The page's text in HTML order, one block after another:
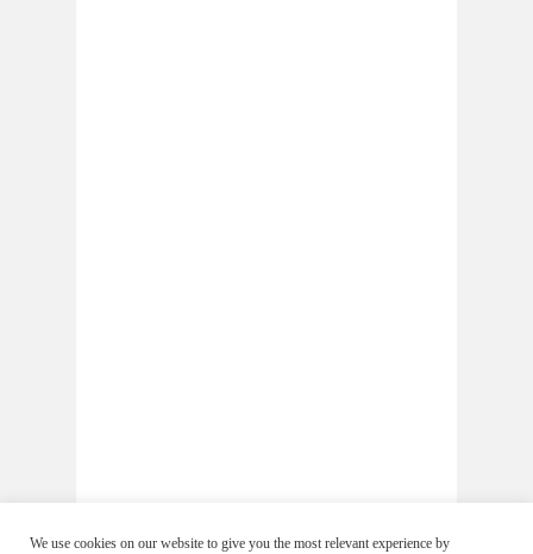
We use cookies on our website to give you the most relevant experience by